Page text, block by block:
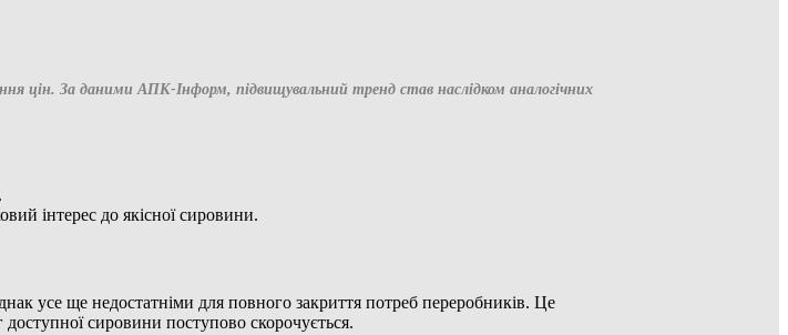
цін. За даними АПК-Інформ, підвищувальний тренд став наслідком аналогічних
інтерес до якісної сировини.
усе ще недостатніми для повного закриття потреб переробників. Це
сировини поступово скорочується.